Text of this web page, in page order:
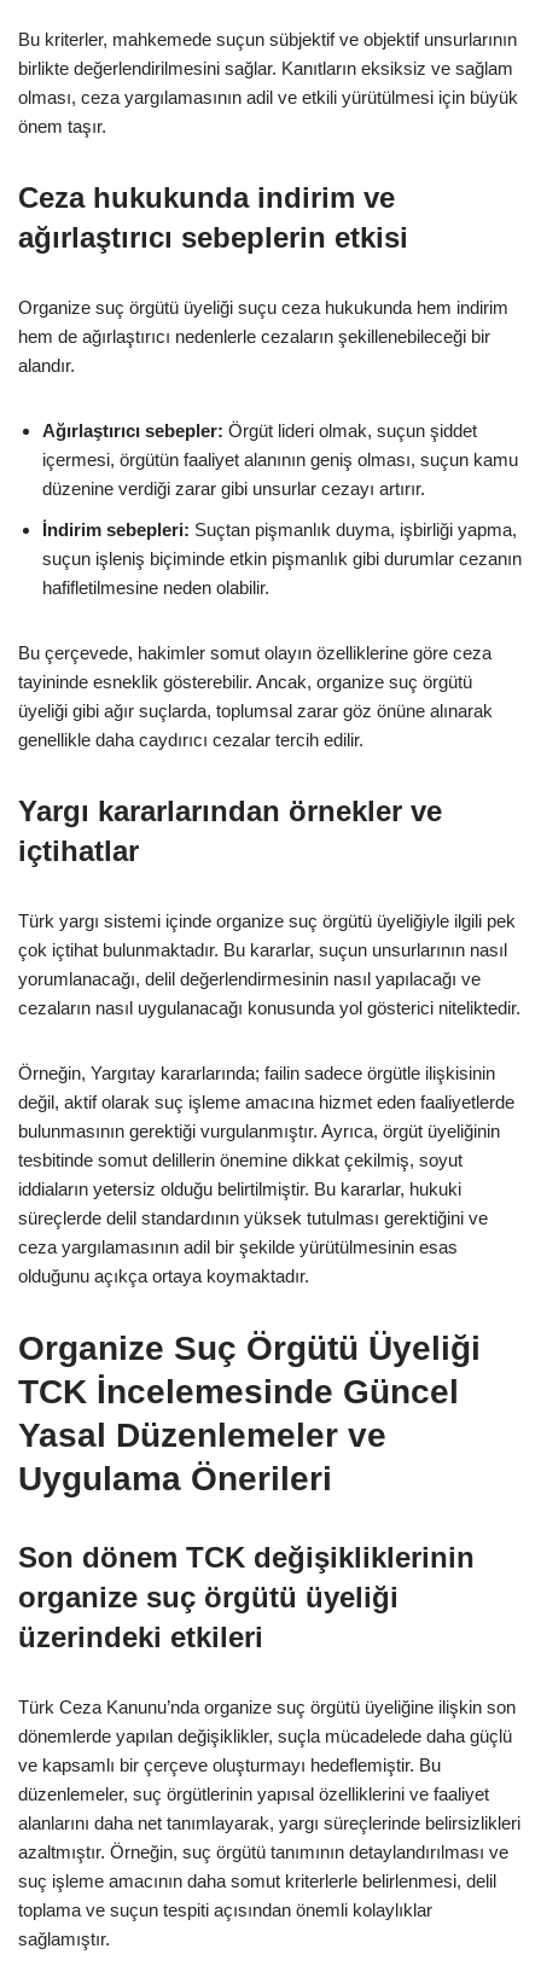
Bu kriterler, mahkemede suçun sübjektif ve objektif unsurlarının
birlikte değerlendirilmesini sağlar. Kanıtların eksiksiz ve sağlam
olması, ceza yargılamasının adil ve etkili yürütülmesi için büyük
önem taşır.
Ceza hukukunda indirim ve
ağırlaştırıcı sebeplerin etkisi
Organize suç örgütü üyeliği suçu ceza hukukunda hem indirim
hem de ağırlaştırıcı nedenlerle cezaların şekillenebileceği bir
alandır.
Ağırlaştırıcı sebepler: Örgüt lideri olmak, suçun şiddet
içermesi, örgütün faaliyet alanının geniş olması, suçun kamu
düzenine verdiği zarar gibi unsurlar cezayı artırır.
İndirim sebepleri: Suçtan pişmanlık duyma, işbirliği yapma,
suçun işleniş biçiminde etkin pişmanlık gibi durumlar cezanın
hafifletilmesine neden olabilir.
Bu çerçevede, hakimler somut olayın özelliklerine göre ceza
tayininde esneklik gösterebilir. Ancak, organize suç örgütü
üyeliği gibi ağır suçlarda, toplumsal zarar göz önüne alınarak
genellikle daha caydırıcı cezalar tercih edilir.
Yargı kararlarından örnekler ve
içtihatlar
Türk yargı sistemi içinde organize suç örgütü üyeliğiyle ilgili pek
çok içtihat bulunmaktadır. Bu kararlar, suçun unsurlarının nasıl
yorumlanacağı, delil değerlendirmesinin nasıl yapılacağı ve
cezaların nasıl uygulanacağı konusunda yol gösterici niteliktedir.
Örneğin, Yargıtay kararlarında; failin sadece örgütle ilişkisinin
değil, aktif olarak suç işleme amacına hizmet eden faaliyetlerde
bulunmasının gerektiği vurgulanmıştır. Ayrıca, örgüt üyeliğinin
tesbitinde somut delillerin önemine dikkat çekilmiş, soyut
iddiaların yetersiz olduğu belirtilmiştir. Bu kararlar, hukuki
süreçlerde delil standardının yüksek tutulması gerektiğini ve
ceza yargılamasının adil bir şekilde yürütülmesinin esas
olduğunu açıkça ortaya koymaktadır.
Organize Suç Örgütü Üyeliği
TCK İncelemesinde Güncel
Yasal Düzenlemeler ve
Uygulama Önerileri
Son dönem TCK değişikliklerinin
organize suç örgütü üyeliği
üzerindeki etkileri
Türk Ceza Kanunu’nda organize suç örgütü üyeliğine ilişkin son
dönemlerde yapılan değişiklikler, suçla mücadelede daha güçlü
ve kapsamlı bir çerçeve oluşturmayı hedeflemiştir. Bu
düzenlemeler, suç örgütlerinin yapısal özelliklerini ve faaliyet
alanlarını daha net tanımlayarak, yargı süreçlerinde belirsizlikleri
azaltmıştır. Örneğin, suç örgütü tanımının detaylandırılması ve
suç işleme amacının daha somut kriterlerle belirlenmesi, delil
toplama ve suçun tespiti açısından önemli kolaylıklar
sağlamıştır.